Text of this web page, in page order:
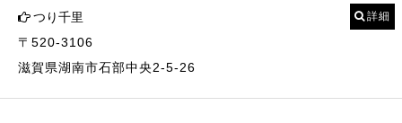
つり千里
〒520-3106
滋賀県湖南市石部中央2-5-26
詳細